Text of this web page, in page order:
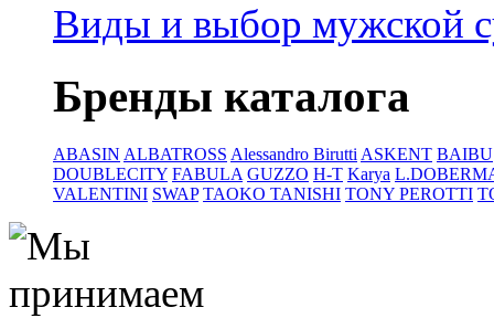
Виды и выбор мужской
Бренды каталога
ABASIN ALBATROSS Alessandro Birutti ASKENT BAIBU
DOUBLECITY FABULA GUZZO H-T Karya
VALENTINI SWAP TAOKO TANISHI TONY PEROTTI